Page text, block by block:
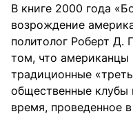
В книге 2000 года
возрождение
политолог Роберт Д.
том, что американцы
традиционные
общественные клубы
время, проведенное